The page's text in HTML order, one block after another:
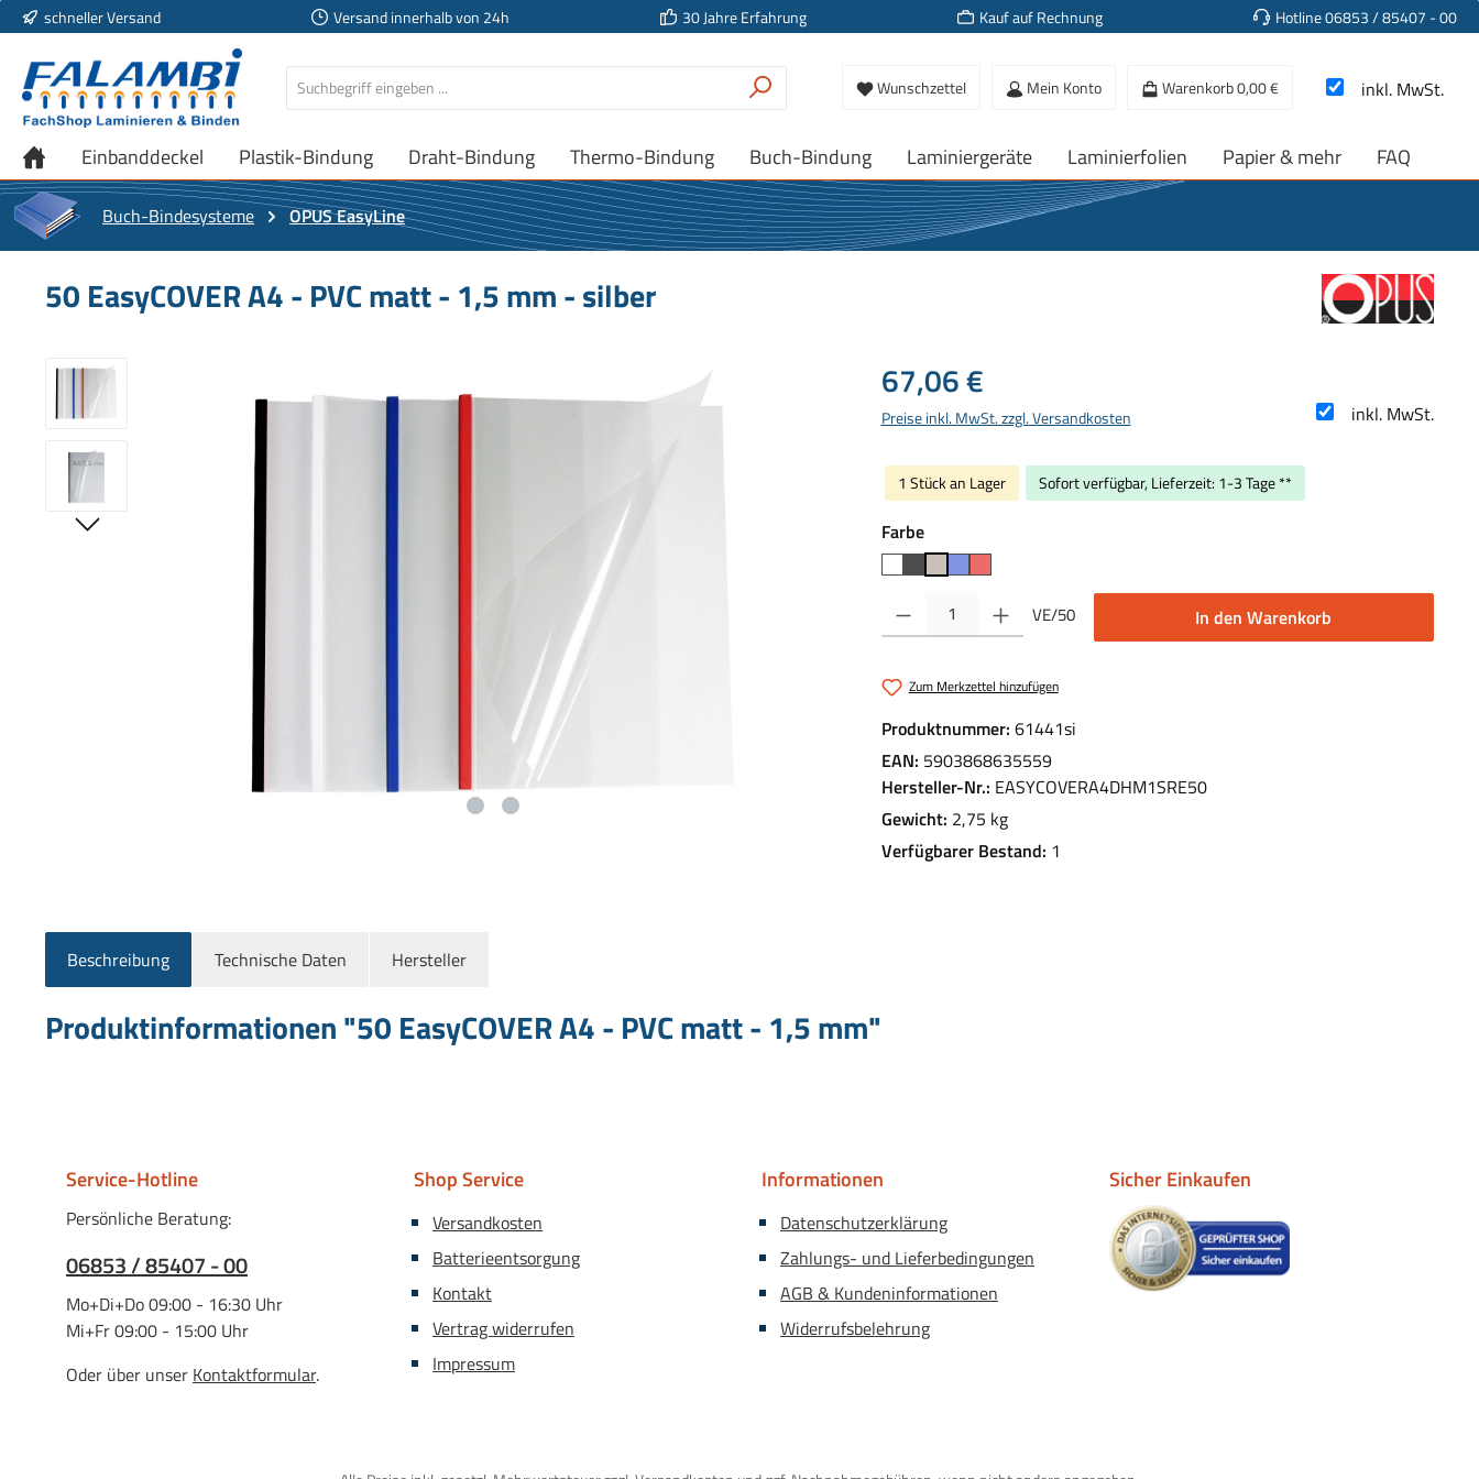
Hauptinhalt springen
Zur Suche springen
Zur Hauptnavigation springen
schneller Versand Versand innerhalb von 24h 30 Jahre Erfahrung Kauf auf Rechnung Hotline 06853 / 85407 - 00
Wunschzettel Mein Konto Warenkorb0,00 € inkl. MwSt.
Einbanddeckel Plastik-Bindung Draht-Bindung Thermo-Bindung Buch-Bindung Laminiergeräte Laminierfolien Papier & mehr FAQ
Buch-Bindesysteme OPUS EasyLine
50 EasyCOVER A4 - PVC matt - 1,5 mm - silber
Bildergalerie überspringen Regulärer Preis:
67,06 €
inkl. MwSt.
Preise inkl. MwSt. zzgl. Versandkosten
1 Stück an Lager Sofort verfügbar, Lieferzeit: 1-3 Tage **
Farbeauswählen
Produkt Anzahl: Gib den gewünschten Wert ein oder benutze die Schaltflächen um die
VE/50 In den Warenkorb
Zum Merkzettel hinzufügen
Produktnummer: 61441si
EAN: 5903868635559
Hersteller-Nr.: EASYCOVERA4DHM1SRE50
Gewicht: 2,75 kg
Verfügbarer Bestand: 1
Beschreibung Technische Daten Hersteller
Produktinformationen "50 EasyCOVER A4 - PVC matt - 1,5 mm"
Service-Hotline
Persönliche Beratung:
06853 / 85407 - 00
Mo+Di+Do 09:00 - 16:30 Uhr
Mi+Fr 09:00 - 15:00 Uhr
Oder über unser Kontaktformular.
Shop Service
Versandkosten
Batterieentsorgung
Kontakt
Vertrag widerrufen
Impressum
Informationen
Datenschutzerklärung
Zahlungs- und Lieferbedingungen
AGB & Kundeninformationen
Widerrufsbelehrung
Sicher Einkaufen